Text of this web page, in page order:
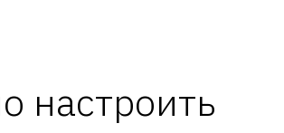
настроить